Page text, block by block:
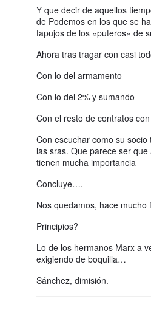
Y que decir de aquellos
de Podemos en los que se
tapujos de los «puteros» de
Ahora tras tragar con casi
Con lo del armamento
Con lo del 2% y sumando
Con el resto de contratos
Con escuchar como su
las sras. Que parece ser
tienen mucha importancia
Concluye….
Nos quedamos, hace mucho
Principios?
Lo de los hermanos Marx a
exigiendo de boquilla…
Sánchez, dimisión.